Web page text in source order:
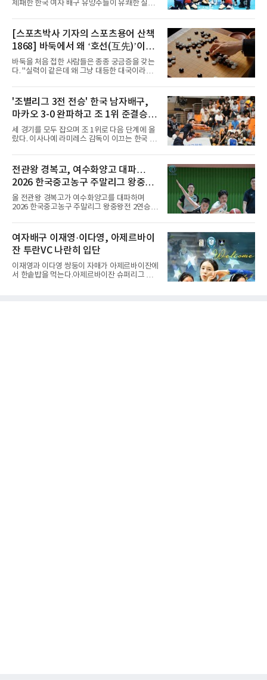
이 한때 교착됐기 때문이다. 그러
제패한 한국 여자 배구 유망주들이 유쾌한 질주
이하(U-17) 여자배구대표팀은 8일(한국시간) 칠
레 로스안데스에서 열린 2026 국제배구연맹
(FIVB) U-17 여자 세계선수권대회 조별리그 D조
2차전에서 대만을 세트 점수 3-1(25-19 18-25
25-13 25-15)로 꺾었다. 전날 푸에르토리코를
3-1로 물리쳤던 한국은 2연승으로 조 1위에 올
라 16강 진출에 청신호를 켰다.이날 승리는 남다
3-2로 꺾고 정상에 올랐는데, 세계선수권에서
이뤄진 '리턴 매치'에서도 승리하
[스포츠박사 기자의 스포츠용어 산책
1868] 바둑에서 왜 ‘호선(互先)’이라
말할까
바둑을 처음 접한 사람들은 종종 궁금증을 갖는
다. "실력이 같은데 왜 그냥 대등한 대국이라고
‘바둑에서 왜 ‘대국(對局)’이라 말할까‘ 참조)'호
선(互先)'은 한자로 '서로 호(互)', '먼저 선(先)'을
쓴다. 직역하면 '서로 먼저 둔다'는 뜻이다. 여기
서 '서로 먼저 둔다'는 표현은 한 판에서 두 사람
이 동시에 선수를 잡는다는 의미가 아니다. 중국
과 일본의 고대 바둑에서 실력이 같은 사람끼리
는 여러 판을 둘 때 흑(선수)을 번갈아 맡았다는
는다는 의미였던 것이다.인터넷 조선왕조실록에
서 호
'조별리그 3전 전승' 한국 남자배구,
마카오 3-0 완파하고 조 1위 준결승
진출
세 경기를 모두 잡으며 조 1위로 다음 단계에 올
랐다. 이사나예 라미레스 감독이 이끄는 한국 남
아남자선수권대회 조별리그를 3연승으로 마무
리했다.대표팀은 7일 몽골 울란바타르 AVA 아레
나에서 열린 대회 B조 조별리그 3차전에서 마카
오(119위)를 세트 점수 3-0(25-18 25-16 25-15)
으로 제압했다. 일본과 대만에 이어 마카오까지
꺾은 한국은 조별리그 전승으로 준결승 티켓을
손에 넣었다.공격은 고르게 터졌다. 김요한(삼성
육부대)이 9득점으로 힘을 보탰다.대표팀은 8일
오후 8시 30분 A조 2위와 결승
전관왕 경복고, 여수화양고 대파…
2026 한국중고농구 주말리그 왕중왕
전 결승토너먼트 확정
올 전관왕 경복고가 여수화양고를 대파하며
2026 한국중고농구 주말리그 왕중왕전 2연승을
7일 전남 해남 구교체육관에서 열린 대회 남고
부 H조 예선 2차전에서 박지오(26점)와 김호원
(22점)의 활약을 앞세워 여수화양고를 94-59로
완파했다. 이로써 경복고는 예선 2전 전승을 기
록하며 조 1위로 결승 토너먼트에 진출했다.경
복고는 1쿼터 초반부터 박지오의 높은 슛 성공
률을 앞세워 공격을 주도하며 24-15로 기선을
여자배구 이재영·이다영, 아제르바이
잔 투란VC 나란히 입단
이재영과 이다영 쌍둥이 자매가 아제르바이잔에
서 한솥밥을 먹는다.아제르바이잔 슈퍼리그 투